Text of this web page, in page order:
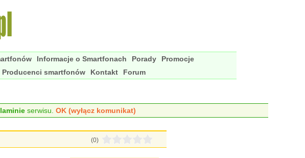
Informacje o Smartfonach Porady
Promocje
Producenci smartfonów Kontakt Forum
serwisu. OK (wyłącz komunikat)
(0)